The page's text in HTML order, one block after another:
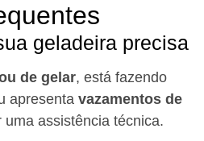
geladeira precisa
de gelar, está fazendo
apresenta vazamentos de
uma assistência técnica.